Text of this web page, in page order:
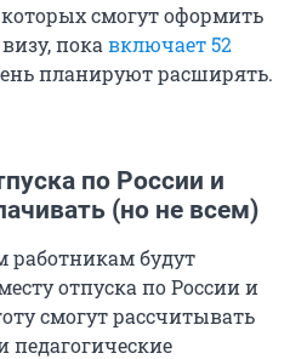
смогут оформить
пока включает 52
планируют расширять.
по России и
(но не всем)
работникам будут
отпуска по России и
смогут рассчитывать